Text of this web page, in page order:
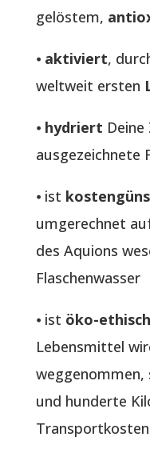
gelöstem,
⦁ aktiviert,
weltweit ersten
⦁ hydriert Deine
ausgezeichnete
⦁ ist
umgerechnet
des Aquions
Flaschenwasser
⦁ ist öko-ethisch
Lebensmittel
weggenommen,
und hunderte
Transportkosten